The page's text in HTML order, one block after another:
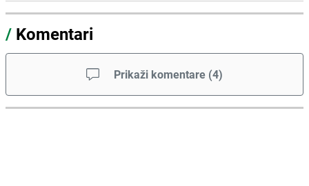
/ Komentari
Prikaži komentare (4)